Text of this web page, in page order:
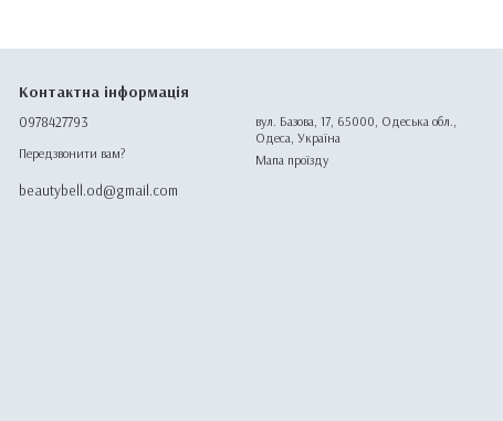
Контактна інформація
0978427793
Передзвонити вам?
beautybell.od@gmail.com
вул. Базова, 17, 65000, Одеська обл.,
Одеса, Україна
Мапа проїзду